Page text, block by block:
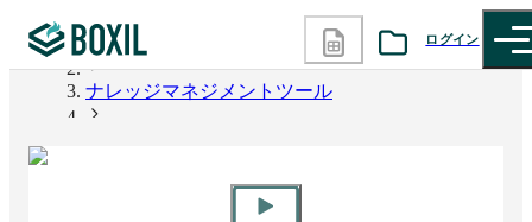
ログイン
カテゴリから探す
BOXIL
ナレッジマネジメントツール